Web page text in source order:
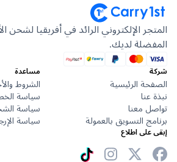
الإلكتروني الرائد في أفريقيا لشحن الألعاب
لديك.
الرئيسية
معنا
التسويق بالعمولة
مساعدة
الشروط والأحكام
سياسة الخصوصية
سياسة الشحن
سياسة الإرجاع
اطلاع